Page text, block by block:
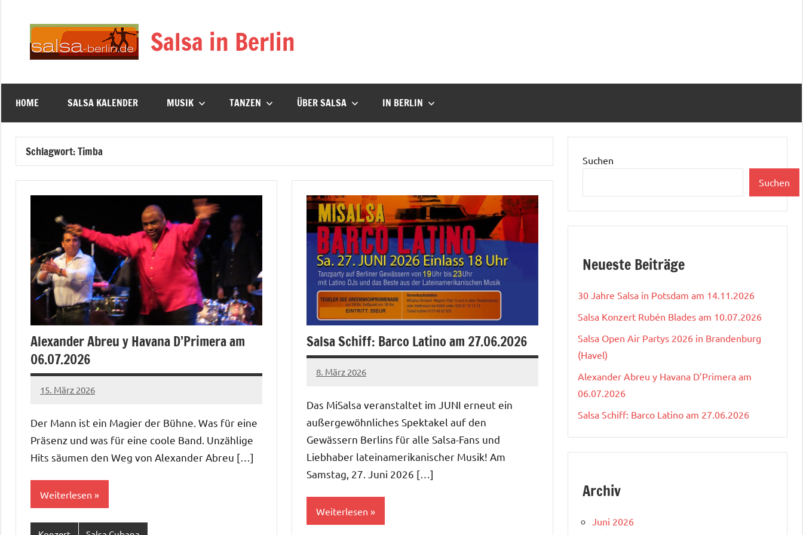
springen
Salsa in Berlin
HOME SALSA KALENDER MUSIK TANZEN ÜBER SALSA IN BERLIN
Schlagwort:Timba
Alexander Abreu y Havana D’Primera am
06.07.2026
15. März 2026
Salsa-
Redaktion
Der Mann ist ein Magier der Bühne. Was für eine
Präsenz und was für eine coole Band. Unzählige
Hits säumen den Weg von Alexander Abreu […]
Weiterlesen
Salsa Schiff: Barco Latino am 27.06.2026
8. März 2026
Salsa-
Redaktion
Das MiSalsa veranstaltet im JUNI erneut ein
außergewöhnliches Spektakel auf den
Gewässern Berlins für alle Salsa-Fans und
Liebhaber lateinamerikanischer Musik! Am
Samstag, 27. Juni 2026 […]
Weiterlesen
Suchen
Suchen
Neueste Beiträge
30 Jahre Salsa in Potsdam am 14.11.2026
Salsa Konzert Rubén Blades am 10.07.2026
Salsa Open Air Partys 2026 in Brandenburg
(Havel)
Alexander Abreu y Havana D’Primera am
06.07.2026
Salsa Schiff: Barco Latino am 27.06.2026
Archiv
Juni 2026